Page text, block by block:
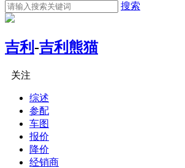
搜索
吉利-吉利熊猫
关注
综述
参配
车图
报价
降价
经销商